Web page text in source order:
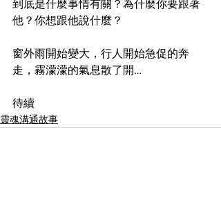
到底是什麼事情有關？為什麼你要跟著
他？你想跟他說什麼？
窗外雨開始變大，行人開始急促的奔
走，霧濛濛的氣息散了開…
待續
靈魂溝通故事